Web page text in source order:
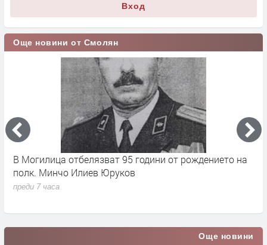
Вход
Още новини от Смолян
В Могилица отбелязват 95 години от рождението на
полк. Минчо Илиев Юруков
преди 7 часа
Още новини